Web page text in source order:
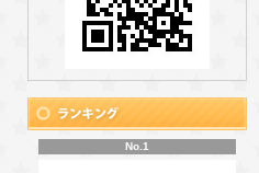
No.1